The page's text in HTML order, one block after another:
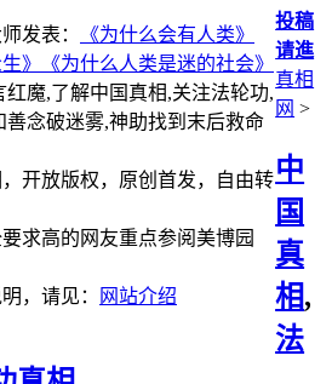
发表：
《为什么会有人类》
》
《为什么人类是迷的社会》
红魔,了解中国真相,关注法轮功,
善念破迷雾,神助找到末后救命
开放版权，原创首发，自由转
求高的网友重点参阅美博园
，请见：
网站介绍
投稿
请進
真相
网 >
中
国
真
相,
法